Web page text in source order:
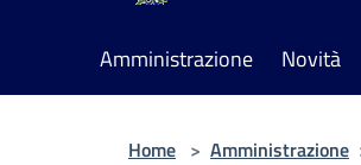
Amministrazione Novità
Home > Amministrazione